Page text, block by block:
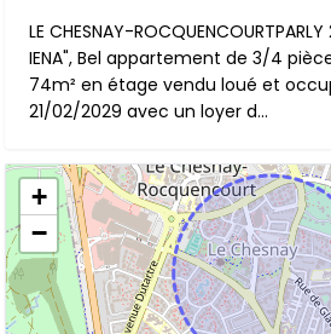
LE CHESNAY-ROCQUENCOURTPARLY
IENA", Bel appartement de 3/4
74m² en étage vendu loué et
21/02/2029 avec un loyer d...
+
−